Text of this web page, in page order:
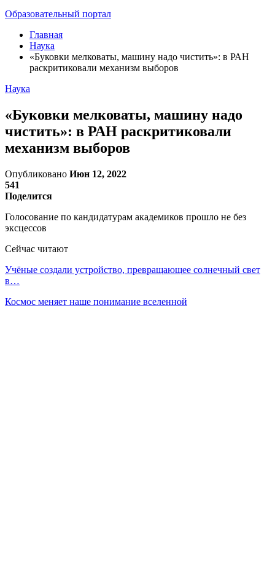
Образовательный портал
Главная
Наука
«Буковки мелковаты, машину надо чистить»: в РАН
раскритиковали механизм выборов
Наука
«Буковки мелковаты, машину надо
чистить»: в РАН раскритиковали
механизм выборов
Опубликовано Июн 12, 2022
541
Поделится
Голосование по кандидатурам академиков прошло не без
эксцессов
Сейчас читают
Учёные создали устройство, превращающее солнечный свет
в…
Космос меняет наше понимание вселенной